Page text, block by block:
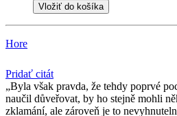
Vložiť do košíka
Hore
Pridať citát
Byla však pravda, že tehdy poprvé
naučil důveřovat, by ho stejně mohli
zklamání, ale zároveň je to